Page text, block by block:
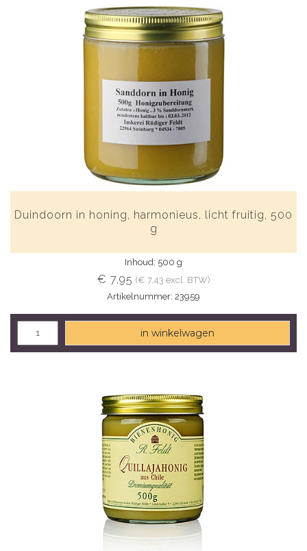
Duindoorn in honing, harmonieus, licht fruitig, 500
g
Inhoud: 500 g
€ 7,95 (€ 7,43 excl. BTW)
Artikelnummer: 23959
in winkelwagen